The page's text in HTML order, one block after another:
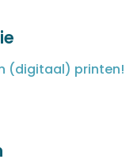
(digitaal) printen!